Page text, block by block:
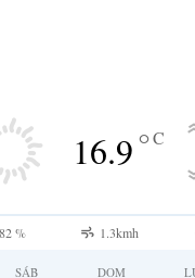
16.9°C
82 % 1.3kmh
SÁB DOM